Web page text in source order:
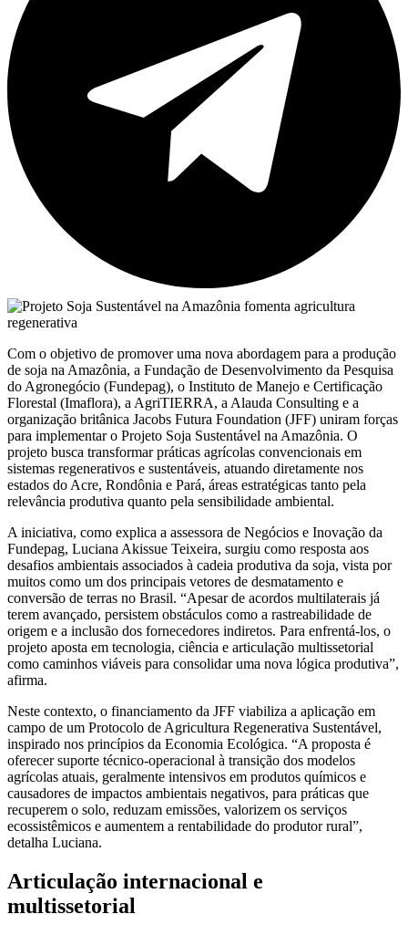
Com o objetivo de promover uma nova abordagem para a produção
de soja na Amazônia, a Fundação de Desenvolvimento da Pesquisa
do Agronegócio (Fundepag), o Instituto de Manejo e Certificação
Florestal (Imaflora), a AgriTIERRA, a Alauda Consulting e a
organização britânica Jacobs Futura Foundation (JFF) uniram forças
para implementar o Projeto Soja Sustentável na Amazônia. O
projeto busca transformar práticas agrícolas convencionais em
sistemas regenerativos e sustentáveis, atuando diretamente nos
estados do Acre, Rondônia e Pará, áreas estratégicas tanto pela
relevância produtiva quanto pela sensibilidade ambiental.
A iniciativa, como explica a assessora de Negócios e Inovação da
Fundepag, Luciana Akissue Teixeira, surgiu como resposta aos
desafios ambientais associados à cadeia produtiva da soja, vista por
muitos como um dos principais vetores de desmatamento e
conversão de terras no Brasil. “Apesar de acordos multilaterais já
terem avançado, persistem obstáculos como a rastreabilidade de
origem e a inclusão dos fornecedores indiretos. Para enfrentá-los, o
projeto aposta em tecnologia, ciência e articulação multissetorial
como caminhos viáveis para consolidar uma nova lógica produtiva”,
afirma.
Neste contexto, o financiamento da JFF viabiliza a aplicação em
campo de um Protocolo de Agricultura Regenerativa Sustentável,
inspirado nos princípios da Economia Ecológica. “A proposta é
oferecer suporte técnico-operacional à transição dos modelos
agrícolas atuais, geralmente intensivos em produtos químicos e
causadores de impactos ambientais negativos, para práticas que
recuperem o solo, reduzam emissões, valorizem os serviços
ecossistêmicos e aumentem a rentabilidade do produtor rural”,
detalha Luciana.
Articulação internacional e
multissetorial